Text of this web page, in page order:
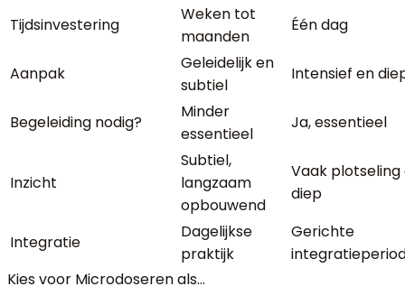
Tijdsinvestering
Weken tot
maanden
Één dag
Aanpak
Geleidelijk en
subtiel
Intensief en
Begeleiding nodig?
Minder
essentieel
Ja, essentieel
Inzicht
Subtiel,
langzaam
opbouwend
Vaak plotseling
diep
Integratie
Dagelijkse
praktijk
Gerichte
Kies voor Microdoserenals…